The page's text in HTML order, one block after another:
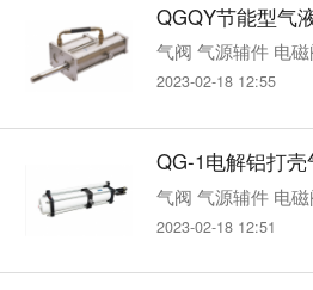
QGQY节能型气
气阀 气源辅件 电磁
2023-02-18 12:55
QG-1电解铝打壳
气阀 气源辅件 电磁
2023-02-18 12:51